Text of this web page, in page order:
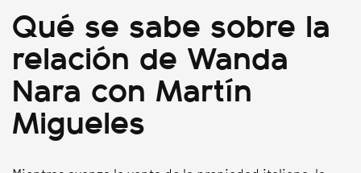
Qué se sabe sobre la
relación de Wanda
Nara con Martín
Migueles